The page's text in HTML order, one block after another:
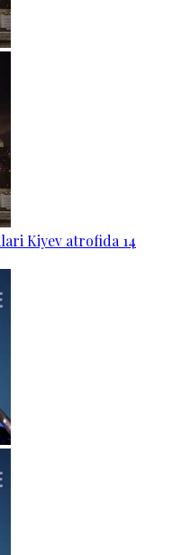
Kiyev atrofida 14